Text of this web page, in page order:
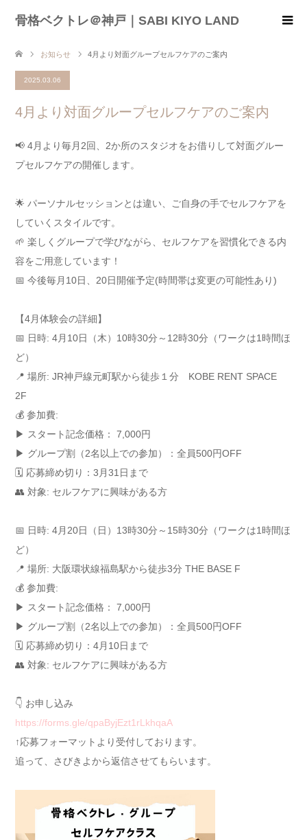
骨格ベクトレ＠神戸｜SABI KIYO LAND
お知らせ 4月より対面グループセルフケアのご案内
2025.03.06
4月より対面グループセルフケアのご案内
📢 4月より毎月2回、2か所のスタジオをお借りして対面グルー
プセルフケアの開催します。
🌟 パーソナルセッションとは違い、ご自身の手でセルフケアを
していくスタイルです。
🌱 楽しくグループで学びながら、セルフケアを習慣化できる内
容をご用意しています！
📅 今後毎月10日、20日開催予定(時間帯は変更の可能性あり)
【4月体験会の詳細】
📅 日時: 4月10日（木）10時30分～12時30分（ワークは1時間ほ
ど）
📍 場所: JR神戸線元町駅から徒歩１分 KOBE RENT SPACE
2F
💰 参加費:
▶ スタート記念価格： 7,000円
▶ グループ割（2名以上での参加）：全員500円OFF
🗓️ 応募締め切り：3月31日まで
👥 対象: セルフケアに興味がある方
📅 日時: 4月20日（日）13時30分～15時30分（ワークは1時間ほ
ど）
📍 場所: 大阪環状線福島駅から徒歩3分 THE BASE F
💰 参加費:
▶ スタート記念価格： 7,000円
▶ グループ割（2名以上での参加）：全員500円OFF
🗓️ 応募締め切り：4月10日まで
👥 対象: セルフケアに興味がある方
👇 お申し込み
https://forms.gle/qpaByjEzt1rLkhqaA
↑応募フォーマットより受付しております。
追って、さびきよから返信させてもらいます。